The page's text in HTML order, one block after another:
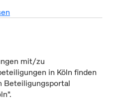
mit/zu
in Köln finden
Beteiligungsportal